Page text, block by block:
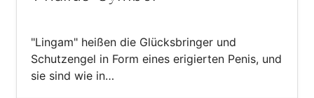
"Lingam" heißen die Glücksbringer und
Schutzengel in Form eines erigierten Penis, und
sie sind wie in…